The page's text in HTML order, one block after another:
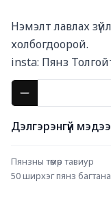
Нэмэлт лавлах
холбогдоорой.
insta: Пянз
Дэлгэрэнгүй
Пянзны төмөр тавиур
50 ширхэг пянз багтана